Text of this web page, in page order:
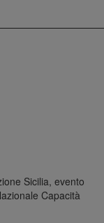
Sicilia, evento
Capacità